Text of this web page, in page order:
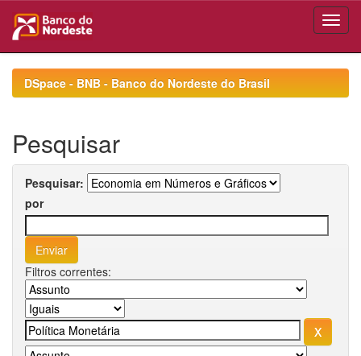
navigationDSpace - BNB - Banco do Nordeste do Brasil
Pesquisar
Pesquisar:
por
Filtros correntes: